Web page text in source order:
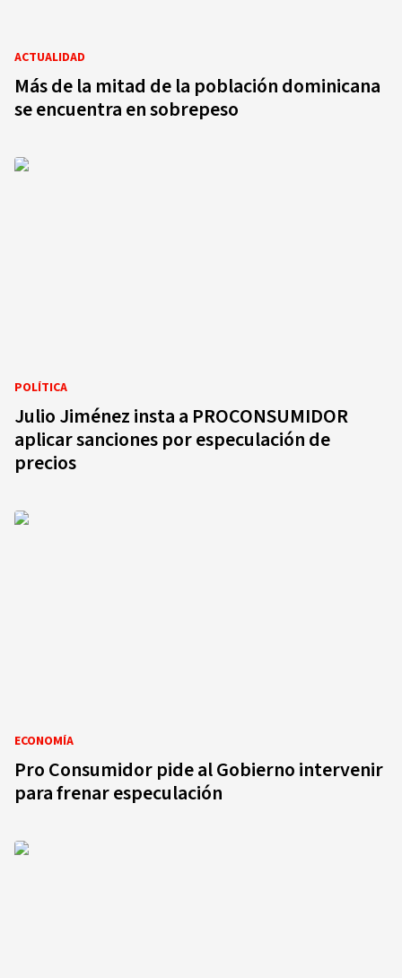
ACTUALIDAD
Más de la mitad de la población dominicana
se encuentra en sobrepeso
POLÍTICA
Julio Jiménez insta a PROCONSUMIDOR
aplicar sanciones por especulación de
precios
ECONOMÍA
Pro Consumidor pide al Gobierno intervenir
para frenar especulación